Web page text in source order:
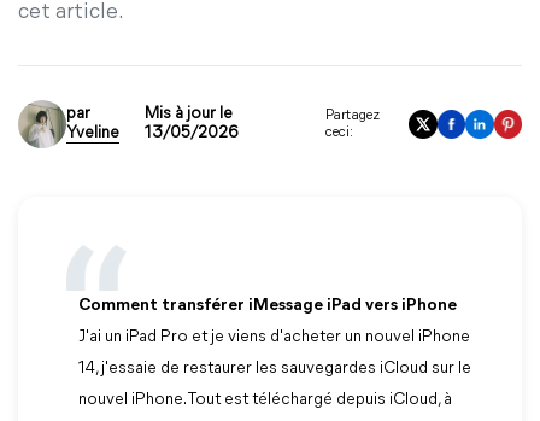
cet article.
par
Yveline
Mis à jour le
13/05/2026
Partagez
ceci:
Comment transférer iMessage iPad vers iPhone
J'ai un iPad Pro et je viens d'acheter un nouvel iPhone
14, j'essaie de restaurer les sauvegardes iCloud sur le
nouvel iPhone. Tout est téléchargé depuis iCloud, à